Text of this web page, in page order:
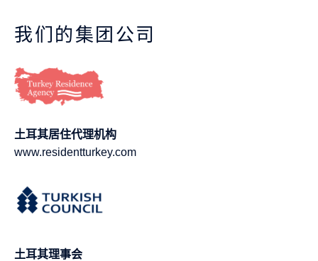
我们的集团公司
土耳其居住代理机构
www.residentturkey.com
土耳其理事会